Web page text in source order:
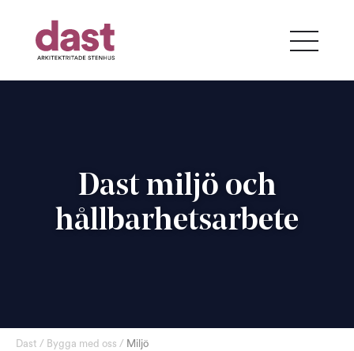
Dast miljö och
hållbarhetsarbete
Dast / Bygga med oss / Miljö